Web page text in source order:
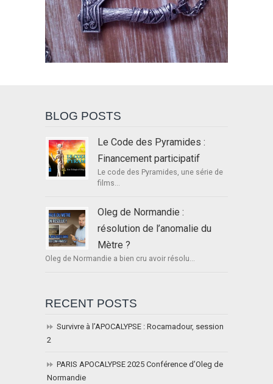
BLOG POSTS
Le Code des Pyramides :
Financement participatif
Le code des Pyramides, une série de
films...
Oleg de Normandie :
résolution de l’anomalie du
Mètre ?
Oleg de Normandie a bien cru avoir résolu...
RECENT POSTS
Survivre à l’APOCALYPSE : Rocamadour, session
2
PARIS APOCALYPSE 2025 Conférence d’Oleg de
Normandie